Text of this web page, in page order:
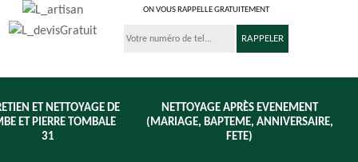
ON VOUS RAPPELLE GRATUITEMENT
ET NETTOYAGE DE
ET PIERRE TOMBALE
31
NETTOYAGE APRÈS EVENEMENT
(MARIAGE, BAPTEME, ANNIVERSAIRE,
FETE)